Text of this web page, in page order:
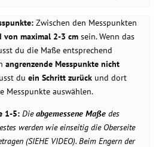
Zwischen den Messpunkten
von maximal 2-3 cm sein. Wenn das
du die Maße entsprechend
angrenzende Messpunkte nicht
du ein Schritt zurück und dort
Messpunkte auswählen.
1-5: Dieabgemessene Maße des
werden wie einseitig die Oberseite
(SIEHE VIDEO). Beim Engern der